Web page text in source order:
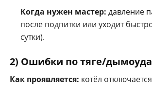
Когда нужен мастер: давление
после подпитки или уходит
сутки).
2) Ошибки по тяге/
Как проявляется: котёл